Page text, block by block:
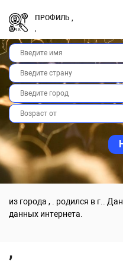
ПРОФИЛЬ ,
,
из города , . родился в г..
данных интернета.
,